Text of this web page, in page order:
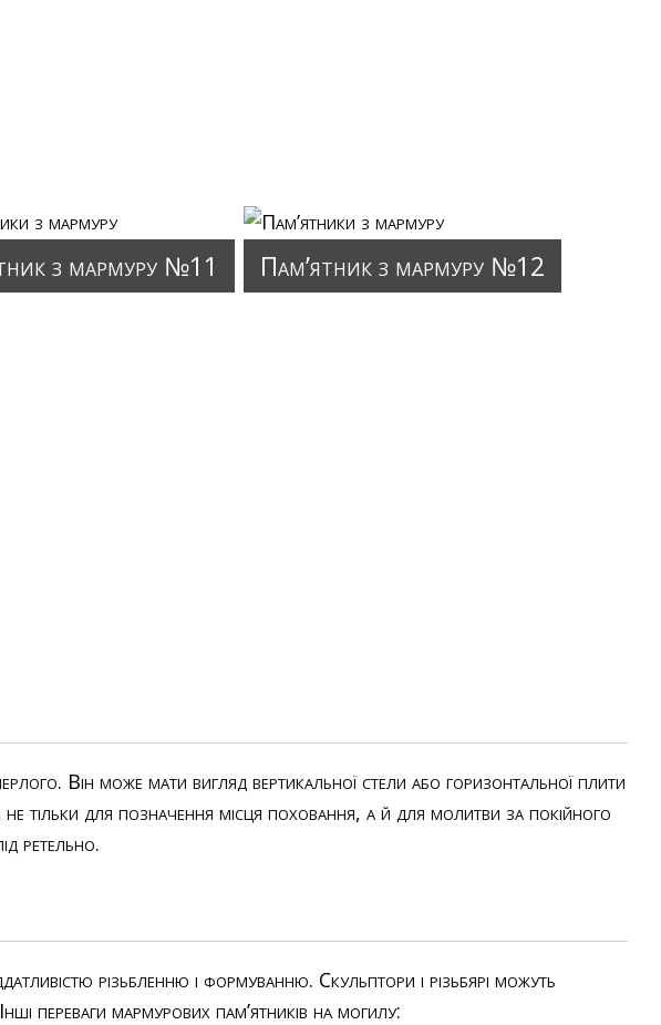
з мармуру №11 Пам’ятник з мармуру №12
Він може мати вигляд вертикальної стели або горизонтальної плити
тільки для позначення місця поховання, а й для молитви за покійного
ретельно.
різьбленню і формуванню. Скульптори і різьбярі можуть
переваги мармурових пам’ятників на могилу: